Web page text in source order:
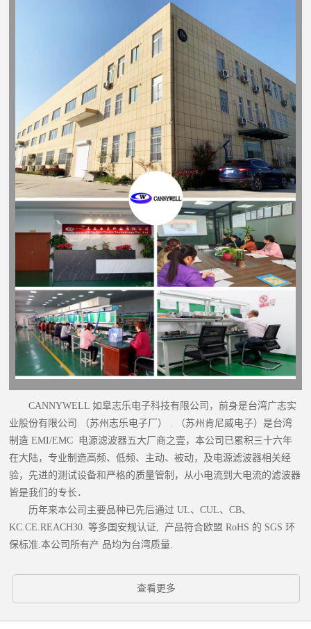
CANNYWELL 如臯志乐电子科技有限公司，前身是台湾广志实
业股份有限公司.（苏州志乐电子厂） . （苏州肯尼威电子）是台湾
制造 EMI/EMC 电源滤波器五大厂商之壹，本公司已累积三十六年
在大陆，专业制造高频、低频、主动、被动，及电源滤波器相关经
验，先进的测试设备和严格的质量管制，从小电流到大电流的滤波器
皆是我们的专长．
历年来本公司主要品种已先后通过 UL、CUL、CB、
KC.CE.REACH30. 等多国安规认证, 产品符合欧盟 RoHS 的 SGS 环
保标准.本公司所有产 品均为台湾质量.
查看更多